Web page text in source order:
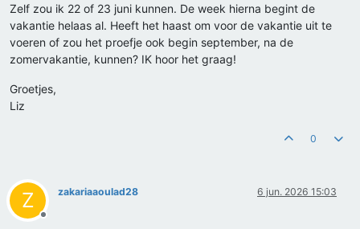
Zelf zou ik 22 of 23 juni kunnen. De week hierna begint de
vakantie helaas al. Heeft het haast om voor de vakantie uit te
voeren of zou het proefje ook begin september, na de
zomervakantie, kunnen? IK hoor het graag!
Groetjes,
Liz
0
Z
Offline
zakariaaoulad28 6 jun. 2026 15:03